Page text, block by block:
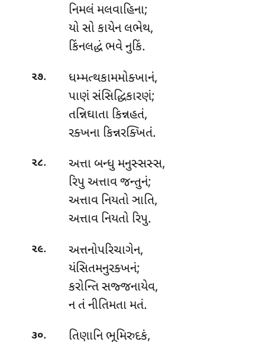
નિમલં મલવાહિના;
યો સો કાયેન લભેથ,
કિંનલદ્ધં ભવે નુકિં.
૨૭.
ધમ્મત્થકામમોક્ખાનં,
પાણં સંસિદ્ધિકારણં;
તન્નિઘાતા કિન્નહતં,
રક્ખના કિન્નરક્ખિતં.
૨૮. અત્તા બન્ધુ મનુસ્સસ્સ,
રિપુ અત્તાવ જન્તુનં;
અત્તાવ નિયતો ઞાતિ,
અત્તાવ નિયતો રિપુ.
૨૯.
અત્તનોપરિચાગેન,
યંસિતમનુરક્ખનં;
કરોન્તિ સજ્જનાયેવ,
ન તં નીતિમતા મતં.
૩૦. તિણાનિભૂમિરુદકં,